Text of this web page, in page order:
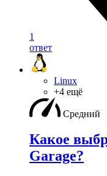
1
ответ
Linux
+4 ещё
Средний
Какое
Garage?